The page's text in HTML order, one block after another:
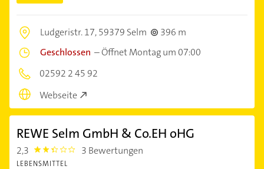
Ludgeristr. 17,59379 Selm
396 m
Geschlossen –Öffnet Montag um 07:00
02592 2 45 92
Webseite
REWE Selm GmbH & Co.EH oHG
2,3 2.3 3 Bewertungen
LEBENSMITTEL